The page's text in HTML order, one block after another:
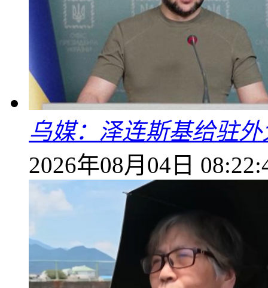
乌媒：泽连斯基给驻
2026年08月04日